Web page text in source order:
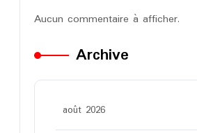
Aucun commentaire à afficher.
Archive
août 2026